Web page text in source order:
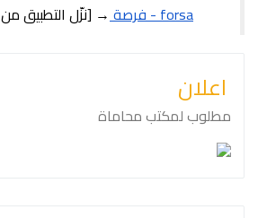
forsa - فرصة
→ [نزّل التطبيق من App Store]
اعلان
مطلوب لمكتب محاماة